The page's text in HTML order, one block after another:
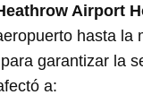
Airport
hasta la
garantizar la
a: